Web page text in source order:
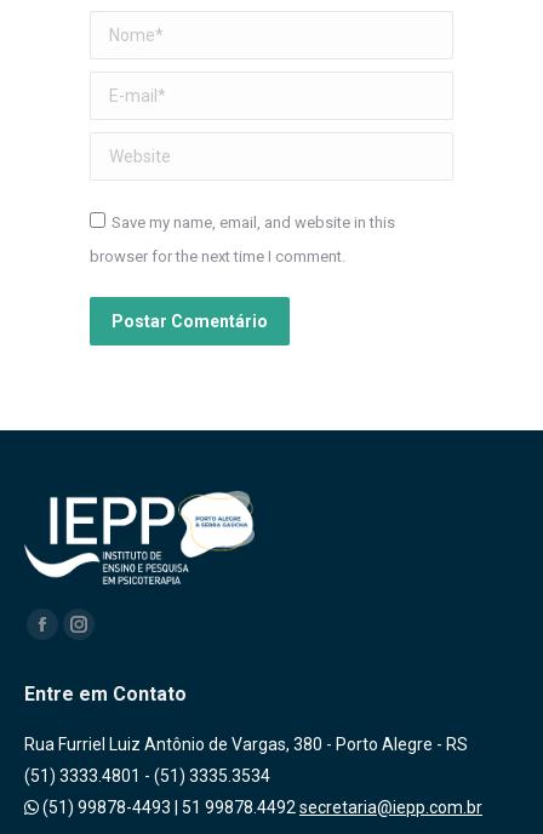
Nome *
E-mail *
Website
Save my name, email, and website in this
browser for the next time I comment.
Postar Comentário
Encontre-nos em:
FacebookInstagram
Entre em Contato
Rua Furriel Luiz Antônio de Vargas, 380 - Porto Alegre - RS
(51) 3333.4801 - (51) 3335.3534
(51) 99878-4493
51 99878.4492 secretaria@iepp.com.br